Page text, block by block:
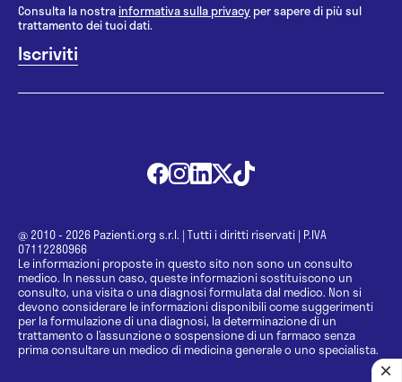
Consulta la nostrainformativa sulla privacy per sapere di più sul
trattamento dei tuoi dati.
@ 2010 - 2026 Pazienti.org s.r.l. | Tutti i diritti riservati | P.IVA
07112280966
Le informazioni proposte in questo sito non sono un consulto
medico. In nessun caso, queste informazioni sostituiscono un
consulto, una visita o una diagnosi formulata dal medico. Non si
devono considerare le informazioni disponibili come suggerimenti
per la formulazione di una diagnosi, la determinazione di un
trattamento o l’assunzione o sospensione di un farmaco senza
prima consultare un medico di medicina generale o uno specialista.